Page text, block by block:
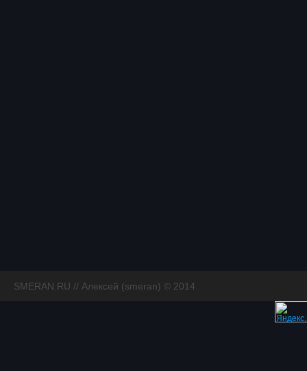
SMERAN.RU // Алексей (smeran) © 2014